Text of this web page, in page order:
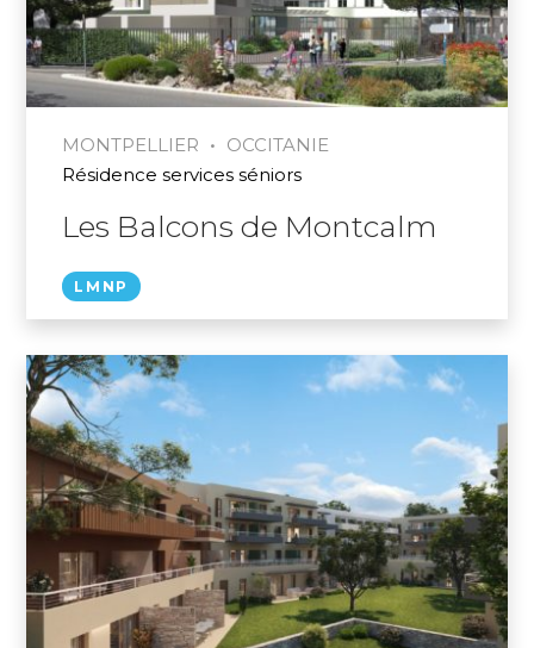
MONTPELLIER • OCCITANIE
Résidence services séniors
Les Balcons de Montcalm
LMNP